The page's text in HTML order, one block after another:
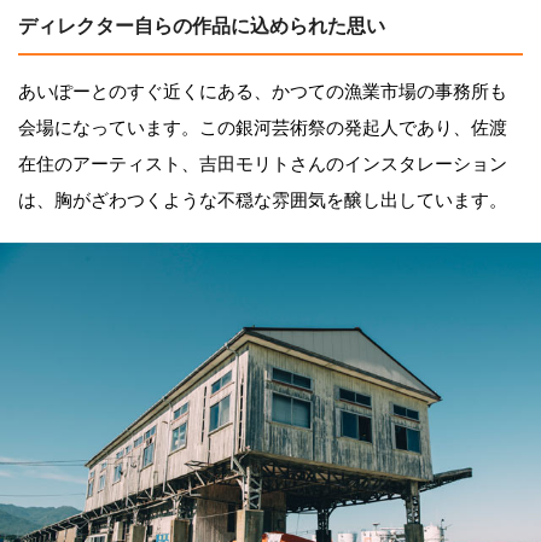
ディレクター自らの作品に込められた思い
あいぽーとのすぐ近くにある、かつての漁業市場の事務所も
会場になっています。この銀河芸術祭の発起人であり、佐渡
在住のアーティスト、吉田モリトさんのインスタレーション
は、胸がざわつくような不穏な雰囲気を醸し出しています。